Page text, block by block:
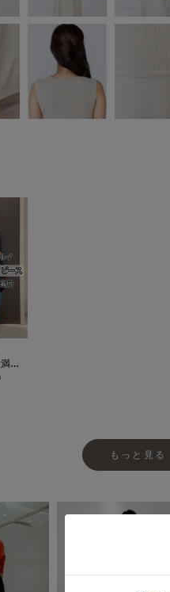
屋店INED/7-IDconcept./Maglie
もっと見る